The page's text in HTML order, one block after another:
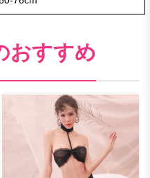
おすすめ